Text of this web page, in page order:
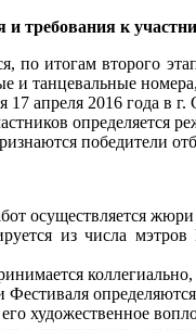
и требования к
по итогам второго
и танцевальные
17 апреля 2016 года в г.
определяется
победители
осуществляется
из числа мэтров
художественное